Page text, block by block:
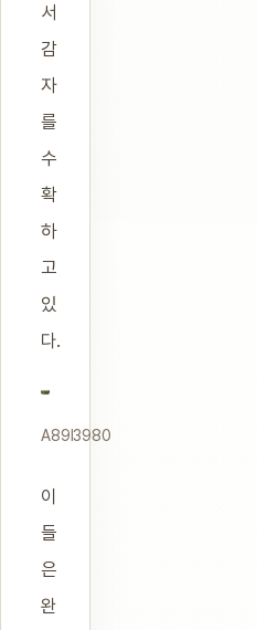
서
감
자
를
수
확
하
고
있
다.
A89I3980
이
들
은
완